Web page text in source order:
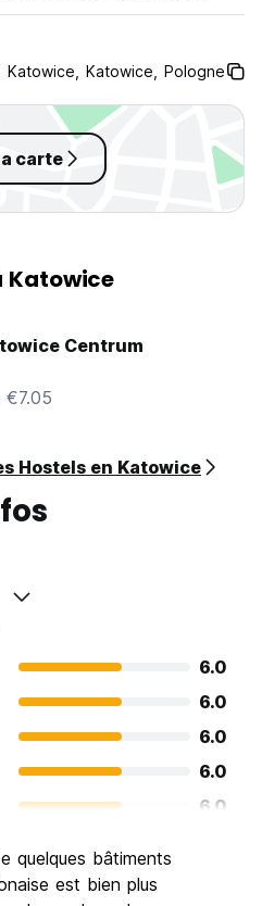
Katowice, Pologne
carte
Katowice
Centrum
€7.05
Hostels en Katowice
6.0
6.0
6.0
6.0
6.0
quelques bâtiments
est bien plus